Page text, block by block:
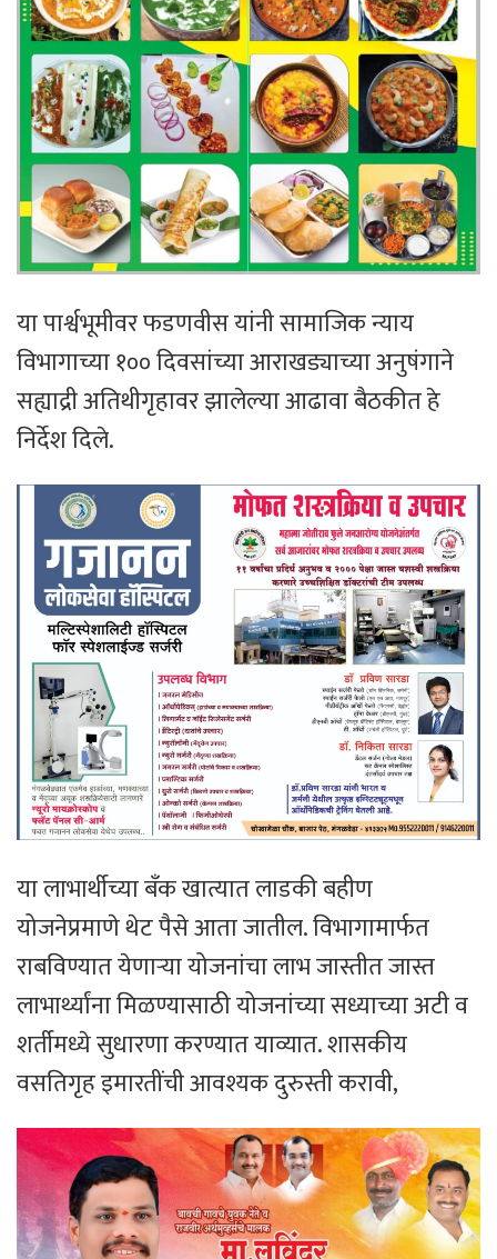
या पार्श्वभूमीवर फडणवीस यांनी सामाजिक न्याय
विभागाच्या १०० दिवसांच्या आराखड्याच्या अनुषंगाने
सह्याद्री अतिथीगृहावर झालेल्या आढावा बैठकीत हे
निर्देश दिले.
या लाभार्थीच्या बँक खात्यात लाडकी बहीण
योजनेप्रमाणे थेट पैसे आता जातील. विभागामार्फत
राबविण्यात येणाऱ्या योजनांचा लाभ जास्तीत जास्त
लाभार्थ्यांना मिळण्यासाठी योजनांच्या सध्याच्या अटी व
शर्तीमध्ये सुधारणा करण्यात याव्यात. शासकीय
वसतिगृह इमारतींची आवश्यक दुरुस्ती करावी,